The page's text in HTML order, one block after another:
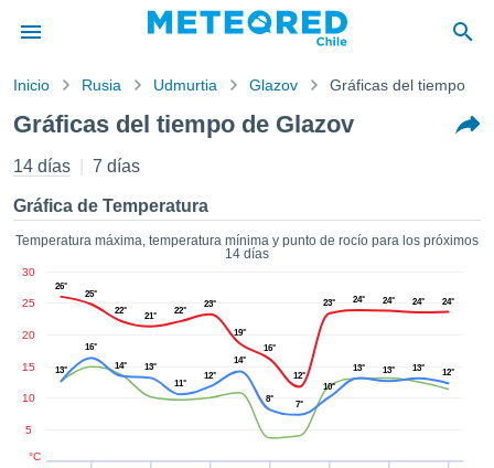
de
por
para
que la
que se
a este
las
y
forma
digital
basada
Inicio Rusia Udmurtia Glazov Gráficas del tiempo
Gráficas del tiempo de Glazov
14 días 7 días
Gráfica de Temperatura
Temperatura máxima, temperatura mínima y punto de rocío para los próximos
14 días
5
10
15
20
25
30
°C
26°
25°
22°
21°
22°
23°
19°
16°
12°
23° 24° 24° 24° 24°
13°
16°
14°
13°
11°
12°
14°
8°
7°
10°
13° 13° 13° 12°